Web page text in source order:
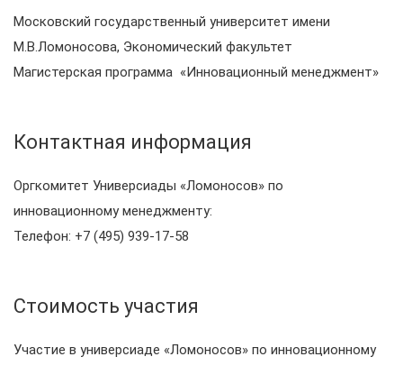
Московский государственный университет имени
М.В.Ломоносова, Экономический факультет
Магистерская программа «Инновационный менеджмент»
Контактная информация
Оргкомитет Универсиады «Ломоносов» по
инновационному менеджменту:
Телефон: +7 (495) 939-17-58
Стоимость участия
Участие в универсиаде «Ломоносов» по инновационному